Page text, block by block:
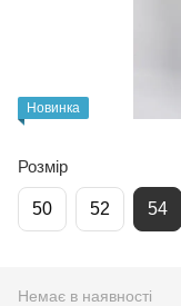
Новинка
Розмір
50 52 54
Немає в наявності